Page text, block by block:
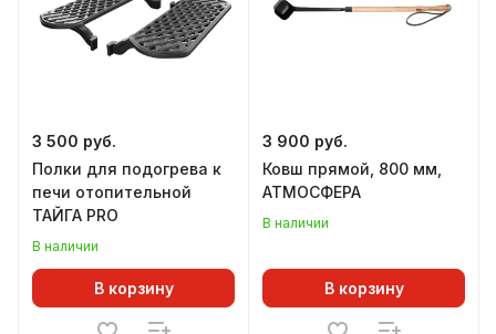
3 500 руб.
Полки для подогрева к
печи отопительной
ТАЙГА PRO
В наличии
В корзину
3 900 руб.
Ковш прямой, 800 мм,
АТМОСФЕРА
В наличии
В корзину